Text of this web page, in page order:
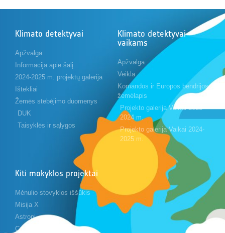
Klimato detektyvai
Apžvalga
Informacija apie šalį
2024-2025 m. projektų galerija
Ištekliai
Žemės stebėjimo duomenys
DUK
Taisyklės ir sąlygos
Klimato detektyvai
vaikams
Apžvalga
Veikla
Komandos ir Europos bendrijos
žemėlapis
Projekto galerija Vaikai 2023-
2024 m.
Projekto galerija Vaikai 2024-
2025 m.
Kiti mokyklos projektai
Mėnulio stovyklos iššūkis
Misija X
Astropi
Cansat